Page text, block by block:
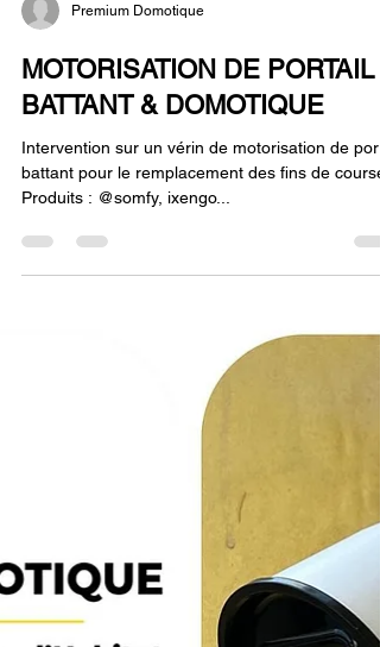
Premium Domotique
MOTORISATION DE PORTAIL
BATTANT & DOMOTIQUE
Intervention sur un vérin de motorisation de